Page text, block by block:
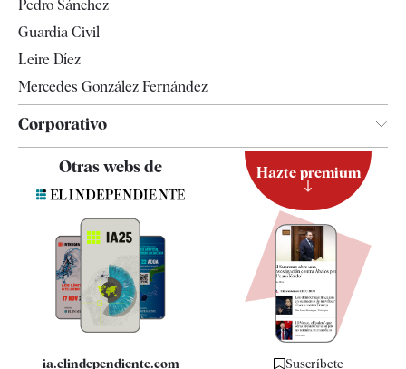
Pedro Sánchez
Guardia Civil
Leire Díez
Mercedes González Fernández
Corporativo
Contacto
Quiénes somos
Especificaciones
Otras webs de
ia.elindependiente.com
Hazte premium
Suscríbete